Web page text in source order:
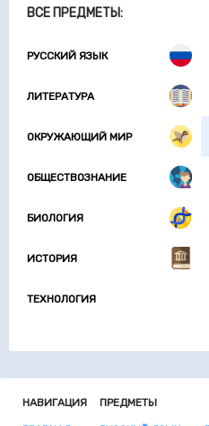
ВСЕ ПРЕДМЕТЫ:
РУССКИЙ ЯЗЫК
ЛИТЕРАТУРА
ОКРУЖАЮЩИЙ МИР
ОБЩЕСТВОЗНАНИЕ
БИОЛОГИЯ
ИСТОРИЯ
ТЕХНОЛОГИЯ
НАВИГАЦИЯ ПРЕДМЕТЫ